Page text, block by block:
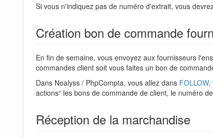
Si vous n'indiquez pas de numéro d'extrait, vous
Création bon de commande
En fin de semaine, vous envoyez aux fournisseurs
commandes client soit vous faites un bon de
Dans Noalyss / PhpCompta, vous allez dans FOLLOW,
actions“ les bons de commande de client, le numéro
Réception de la marchandise